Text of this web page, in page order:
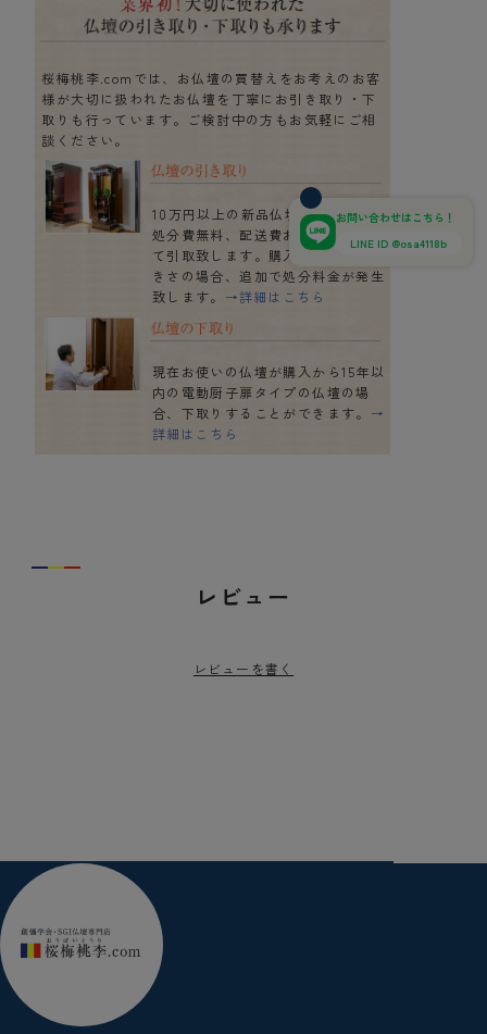
桜梅桃李.comでは、お仏壇の買替えをお考えのお客
様が大切に扱われたお仏壇を丁寧にお引き取り・下
取りも行っています。ご検討中の方もお気軽にご相
談ください。
10万円以上の新品仏壇を購入の場合
処分費無料、配送費お客様ご負担に
て引取致します。購入仏壇以上の大
きさの場合、追加で処分料金が発生
致します。 →詳細はこちら
現在お使いの仏壇が購入から15年以
内の電動厨子扉タイプの仏壇の場
合、下取りすることができます。 →
詳細はこちら
レビュー
レビューを書く
お問い合わせはこちら！
LINE ID @osa4118b